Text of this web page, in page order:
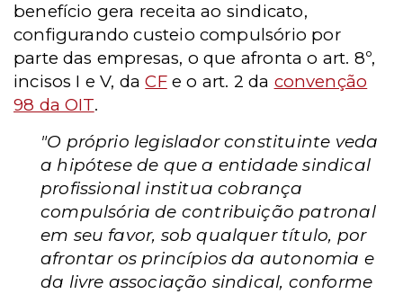
benefício gera receita ao sindicato,
configurando custeio compulsório por
parte das empresas, o que afronta o art. 8º,
incisos I e V, daCFe o art. 2 da convenção
98 da OIT.
"O próprio legislador constituinte veda
a hipótese de que a entidade sindical
profissional institua cobrança
compulsória de contribuição patronal
em seu favor, sob qualquer título, por
afrontar os princípios da autonomia e
da livre associação sindical, conforme